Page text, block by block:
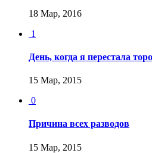
18 Мар, 2016
1
День, когда я перестала
15 Мар, 2015
0
Причина всех разводов
15 Мар, 2015